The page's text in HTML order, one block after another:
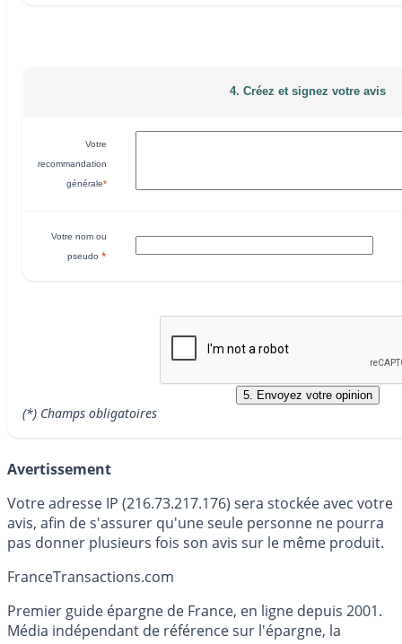
4. Créez et signez votre avis
Votre
recommandation
générale*
Votre nom ou
pseudo *
(*) Champs obligatoires
Avertissement
Votre adresse IP (216.73.217.176) sera stockée avec votre
avis, afin de s'assurer qu'une seule personne ne pourra
pas donner plusieurs fois son avis sur le même produit.
FranceTransactions.com
Premier guide épargne de France, en ligne depuis 2001.
Média indépendant de référence sur l'épargne, la